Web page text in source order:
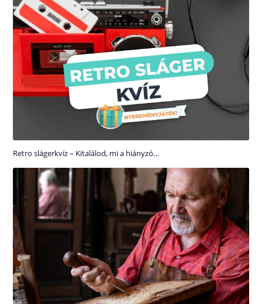
Retro slágerkvíz – Kitalálod, mi a hiányzó…